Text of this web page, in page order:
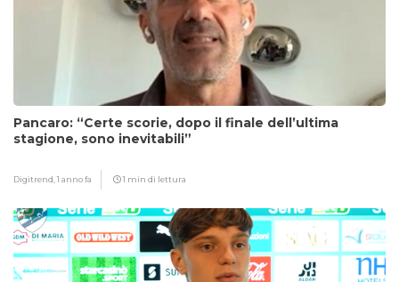
Pancaro: “Certe scorie, dopo il finale dell’ultima
stagione, sono inevitabili”
Digitrend,1 anno fa 1 min di lettura